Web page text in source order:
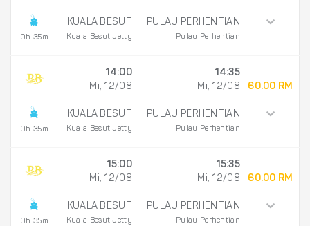
0h 35m
KUALA BESUT
Kuala Besut Jetty
PULAU PERHENTIAN
Pulau Perhentian
0h 35m
14:00
Mi, 12/08
KUALA BESUT
Kuala Besut Jetty
14:35
Mi, 12/08
PULAU PERHENTIAN
Pulau Perhentian
60.00 RM
0h 35m
15:00
Mi, 12/08
KUALA BESUT
Kuala Besut Jetty
15:35
Mi, 12/08
PULAU PERHENTIAN
Pulau Perhentian
60.00 RM